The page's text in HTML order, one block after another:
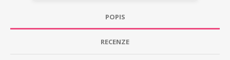
POPIS
RECENZE